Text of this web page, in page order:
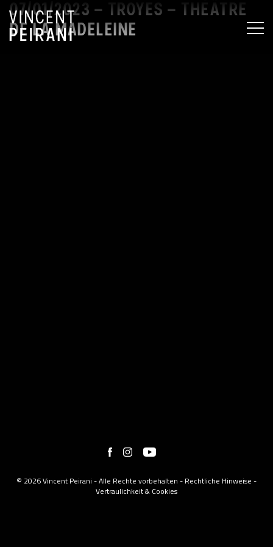
07/01/2023 – TROYES – THÉÂTRE
DE LA MADELEINE
© 2026 Vincent Peirani - Alle Rechte vorbehalten - Rechtliche Hinweise -
Vertraulichkeit & Cookies